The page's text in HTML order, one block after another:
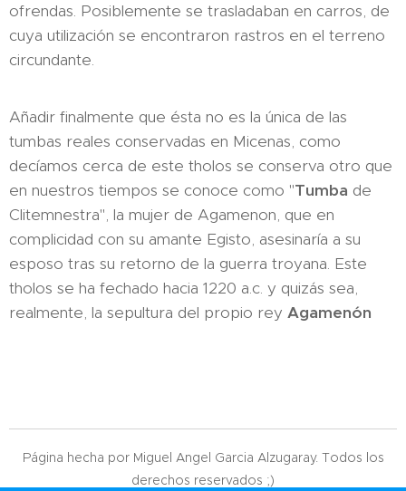
ofrendas. Posiblemente se trasladaban en carros, de
cuya utilización se encontraron rastros en el terreno
circundante.
Añadir finalmente que ésta no es la única de las
tumbas reales conservadas en Micenas, como
decíamos cerca de este tholos se conserva otro que
en nuestros tiempos se conoce como "Tumba de
Clitemnestra", la mujer de Agamenon, que en
complicidad con su amante Egisto, asesinaría a su
esposo tras su retorno de la guerra troyana. Este
tholos se ha fechado hacia 1220 a.c. y quizás sea,
realmente, la sepultura del propio rey Agamenón
Página hecha por Miguel Angel Garcia Alzugaray. Todos los
derechos reservados ;)